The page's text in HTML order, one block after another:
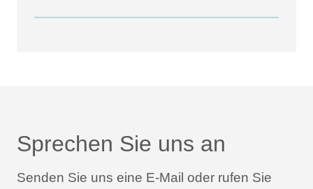
Sprechen Sie uns an
Senden Sie uns eine E-Mail oder rufen Sie